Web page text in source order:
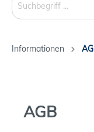
Informationen
AGB